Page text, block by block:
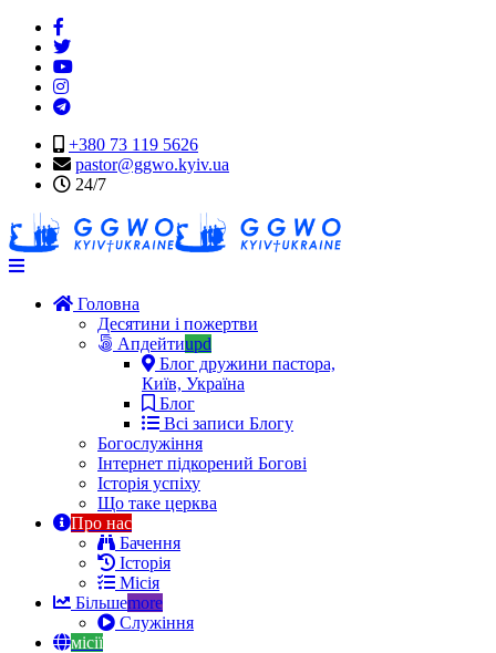
+380 73 119 5626
pastor@ggwo.kyiv.ua
24/7
Navigation
Головна
Десятини і пожертви
Апдейтиupd
Блог дружини пастора,
Київ, Україна
Блог
Всі записи Блогу
Богослужіння
Інтернет підкорений Богові
Історія успіху
Що таке церква
Про нас
Бачення
Історія
Місія
Більшеmore
Служіння
місії